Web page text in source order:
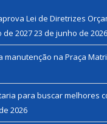
Lei de Diretrizes
de 202723 de junho de 2026
manutenção na Praça
para buscar melhores
2026